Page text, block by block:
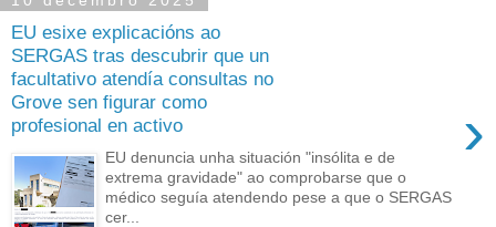
EU esixe explicacións ao
SERGAS tras descubrir que un
facultativo atendía consultas no
Grove sen figurar como
profesional en activo
›
EU denuncia unha situación "insólita e de
extrema gravidade" ao comprobarse que o
médico seguía atendendo pese a que o SERGAS
cer...